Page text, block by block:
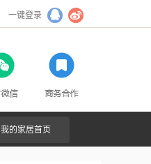
一键登录
我的家居首页